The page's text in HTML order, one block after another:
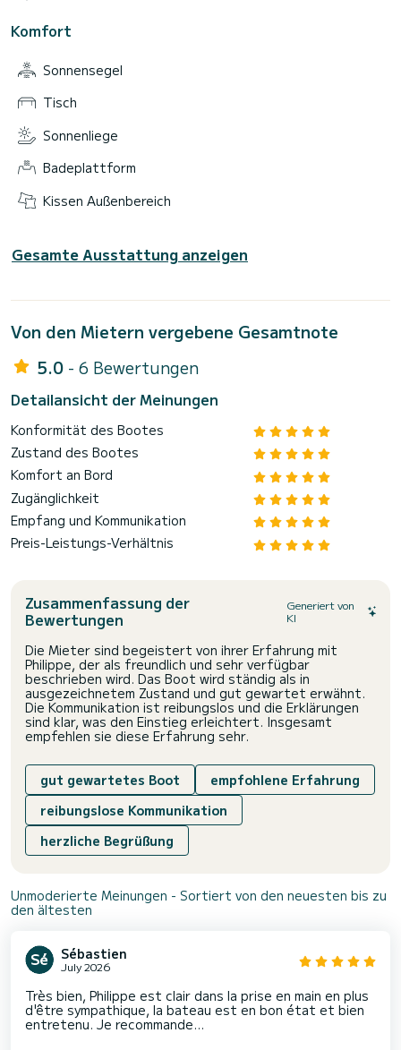
Komfort
Sonnensegel
Tisch
Sonnenliege
Badeplattform
Kissen Außenbereich
Gesamte Ausstattung anzeigen
Von den Mietern vergebene Gesamtnote
5.0 - 6 Bewertungen
Detailansicht der Meinungen
Konformität des Bootes
Zustand des Bootes
Komfort an Bord
Zugänglichkeit
Empfang und Kommunikation
Preis-Leistungs-Verhältnis
Zusammenfassung der
Bewertungen
Generiert von
KI
Die Mieter sind begeistert von ihrer Erfahrung mit
Philippe, der als freundlich und sehr verfügbar
beschrieben wird. Das Boot wird ständig als in
ausgezeichnetem Zustand und gut gewartet erwähnt.
Die Kommunikation ist reibungslos und die Erklärungen
sind klar, was den Einstieg erleichtert. Insgesamt
empfehlen sie diese Erfahrung sehr.
gut gewartetes Boot
empfohlene Erfahrung
reibungslose Kommunikation
herzliche Begrüßung
Unmoderierte Meinungen - Sortiert von den neuesten bis zu
den ältesten
Sébastien
July 2026
Très bien, Philippe est clair dans la prise en main en plus
d'être sympathique, la bateau est en bon état et bien
entretenu. Je recommande...